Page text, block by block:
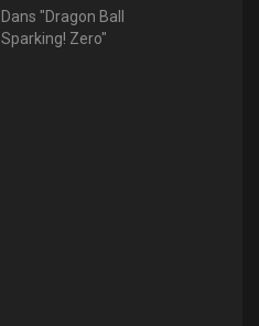
Dans "Dragon Ball
Sparking! Zero"